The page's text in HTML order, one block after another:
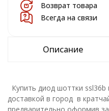
Возврат товара
Всегда на связи
Описание
Купить диод шоттки
доставкой в город в